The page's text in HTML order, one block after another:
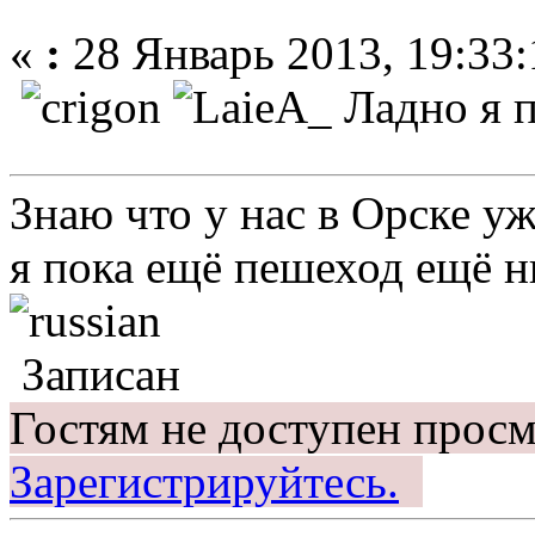
« : 28 Январь 2013,
Ладно я
Знаю что у нас в Орске
я пока ещё пешеход ещё
Записан
Гостям не доступен
Зарегистрируйтесь.